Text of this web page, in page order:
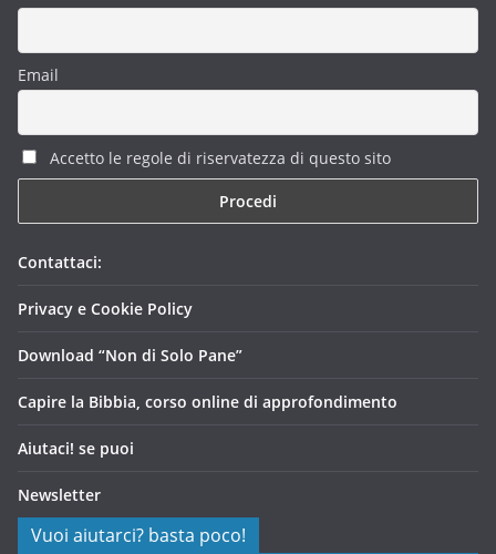
Email
Accetto le regole di riservatezza di questo sito
Contattaci:
Privacy e Cookie Policy
Download “Non di Solo Pane”
Capire la Bibbia, corso online di approfondimento
Aiutaci! se puoi
Newsletter
Vuoi aiutarci? basta poco!